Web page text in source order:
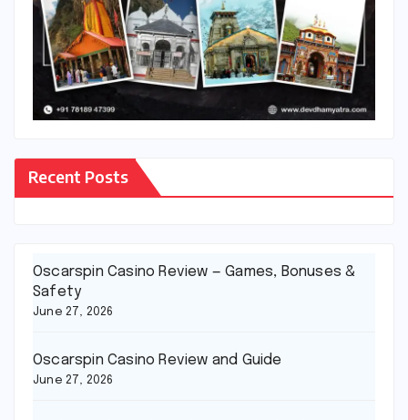
Recent Posts
Oscarspin Casino Review — Games, Bonuses &
Safety
June 27, 2026
Oscarspin Casino Review and Guide
June 27, 2026